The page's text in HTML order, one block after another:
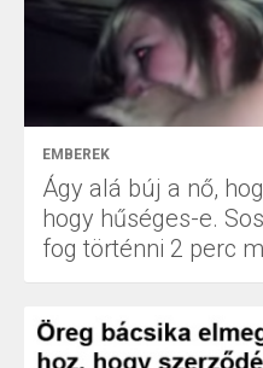
EMBEREK
Ágy alá búj a nő,
hogy hűséges-e.
fog történni 2 perc